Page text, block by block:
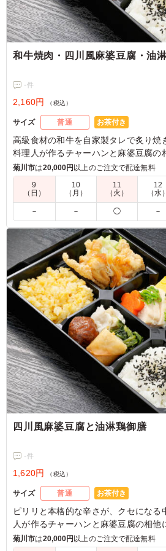
和牛焼肉・四川風麻婆豆腐・油
-件
2,160円 （税込）
サイズ 普通 お茶付き
高級食材の和牛を自家製タレで炙り焼
料理人が作るチャーハンと麻婆豆腐の
め、たくさんの副菜がお召し上がりく
※焼肉は火を通してご提供をいたしま
菊川市は20,000円 以上のご注文で配達無料
9
（日）
10
（月）
11
（火）
12
（水）
－ － ◯ －
四川風麻婆豆腐と油淋鶏御膳
-件
1,620円 （税込）
サイズ 普通 お茶付き
ピリリと本格的な辛さが、クセになる
人が作るチャーハンと麻婆豆腐の相他
くさんの副菜がお召し上がりください。
菊川市は20,000円 以上のご注文で配達無料